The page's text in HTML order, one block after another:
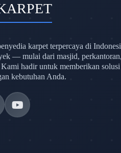
karpet terpercaya di
— mulai dari masjid,
hadir untuk memberikan
kebutuhan Anda.